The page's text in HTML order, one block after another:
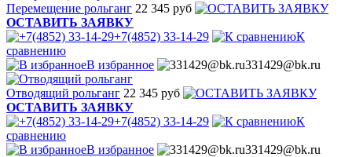
Перемещение рольганг 22 345 руб
ОСТАВИТЬ ЗАЯВКУ
+7(4852) 33-14-29
К
сравнению
В избранное
331429@bk.ru
Отводящий рольганг 22 345 руб
ОСТАВИТЬ ЗАЯВКУ
+7(4852) 33-14-29
К
сравнению
В избранное
331429@bk.ru